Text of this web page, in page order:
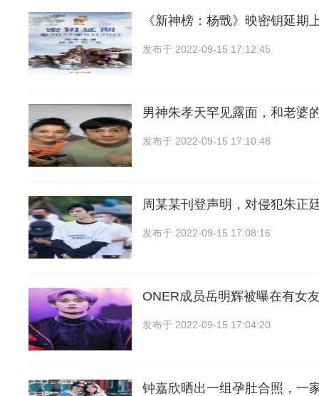
《新神榜：杨戬》映密钥延期
发布于 2022-09-15 17:12:45
男神朱孝天罕见露面，和老婆
发布于 2022-09-15 17:10:48
周某某刊登声明，对侵犯朱正
发布于 2022-09-15 17:08:16
ONER成员岳明辉被曝在有女
发布于 2022-09-15 17:04:20
钟嘉欣晒出一组孕肚合照，一